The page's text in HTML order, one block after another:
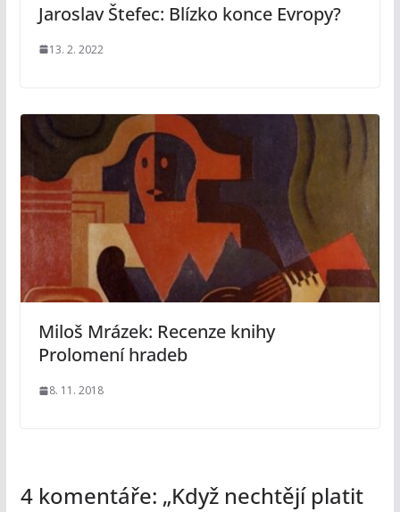
Jaroslav Štefec: Blízko konce Evropy?
13. 2. 2022
Miloš Mrázek: Recenze knihy
Prolomení hradeb
8. 11. 2018
4 komentáře: „Když nechtějí platit